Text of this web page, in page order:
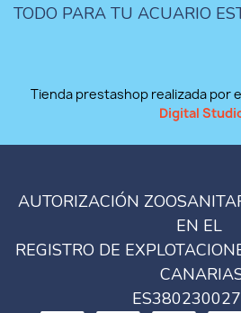
TODO PARA TU ACUARIO
Tienda prestashop realizada por
Digital
AUTORIZACIÓN
EN EL
REGISTRO DE